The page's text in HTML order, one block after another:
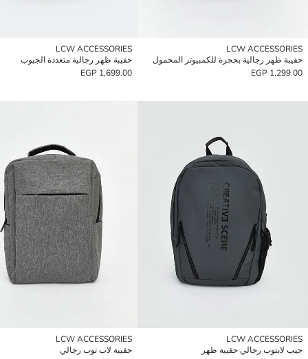
LCW ACCESSORIES
حقيبة ظهر رجالية بحجرة للكمبيوتر المحمول
1,299.00 EGP
LCW ACCESSORIES
حقيبة ظهر رجالية متعددة الجيوب
1,699.00 EGP
LCW ACCESSORIES
جيب لابتوب رجالي حقيبة ظهر
LCW ACCESSORIES
حقيبة لاب توب رجالي